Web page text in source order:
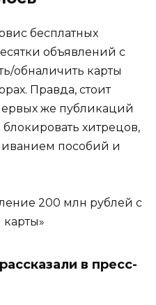
бесплатных
объявлений с
обналичить карты
Правда, стоит
же публикаций
хитрецов,
пособий и
в пресс-